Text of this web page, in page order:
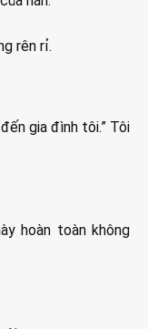
rên rỉ.
gia đình tôi.” Tôi
hoàn toàn không